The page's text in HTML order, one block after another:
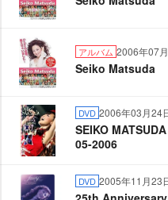
アルバム 2006年07
Seiko Matsuda
DVD 2006年03月24
SEIKO
05-2006
DVD 2005年11月23